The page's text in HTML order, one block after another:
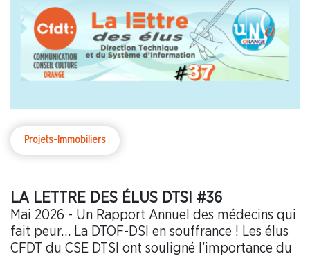
Projets-Immobiliers
LA LETTRE DES ÉLUS DTSI #36
Mai 2026 - Un Rapport Annuel des médecins qui
fait peur… La DTOF-DSI en souffrance ! Les élus
CFDT du CSE DTSI ont souligné l’importance du